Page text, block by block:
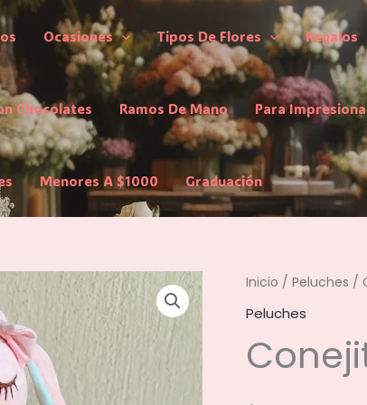
Ocasiones Tipos De Flores Regalos
Chocolates Ramos De Mano Para
Menores A $1000 Graduación
Inicio / Peluches /
Peluches